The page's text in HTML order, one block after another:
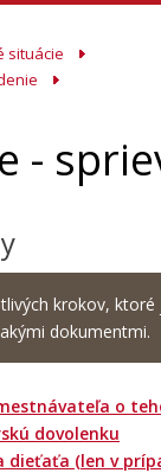
situácie
-
krokov,
dokumentmi.
o
dovolenku
dieťaťa (len v